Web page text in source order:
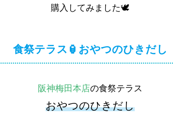
購入してみました🕊
食祭テラス🏮おやつのひきだし
阪神梅田本店の食祭テラス
おやつのひきだし